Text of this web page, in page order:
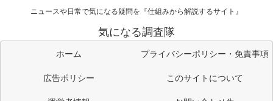
ニュースや日常で気になる疑問を『仕組みから解説するサイト』
気になる調査隊
ホーム
プライバシーポリシー・免責事項
広告ポリシー
このサイトについて